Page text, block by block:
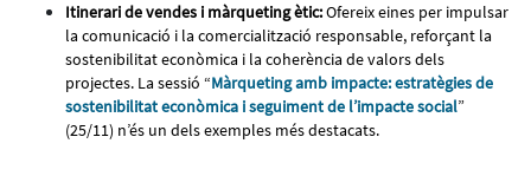
Itinerari de vendes i màrqueting ètic:Ofereix eines per impulsar
la comunicació i la comercialització responsable, reforçant la
sostenibilitat econòmica i la coherència de valors dels
projectes. La sessió “Màrqueting amb impacte: estratègies de
sostenibilitat econòmica i seguiment de l’impacte social”
(25/11) n’és un dels exemples més destacats.